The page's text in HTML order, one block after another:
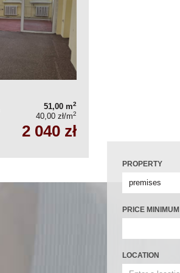
51,00 m2
40,00 zł/m2
2 040 zł
PROPERTY
PRICE MINIMUM
200 000 zł
LOCATION